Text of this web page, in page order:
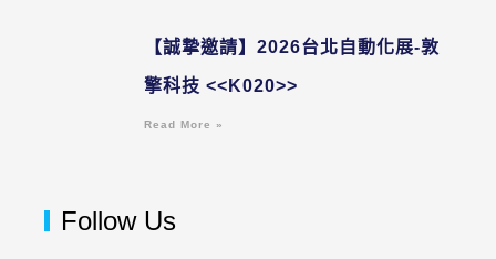
【誠摯邀請】2026台北自動化展-敦
擎科技 <<K020>>
Read More »
Follow Us